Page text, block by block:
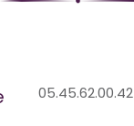
05.45.62.00.42